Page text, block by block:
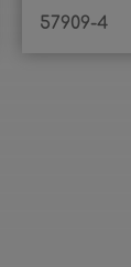
57909-4